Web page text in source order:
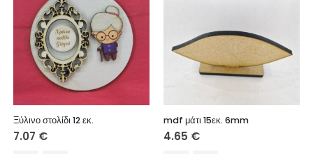
Ξύλινο στολίδι 12 εκ.
7.07 €
mdf μάτι 15εκ. 6mm
4.65 €